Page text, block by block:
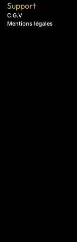
Support
C.G.V
Mentions légales